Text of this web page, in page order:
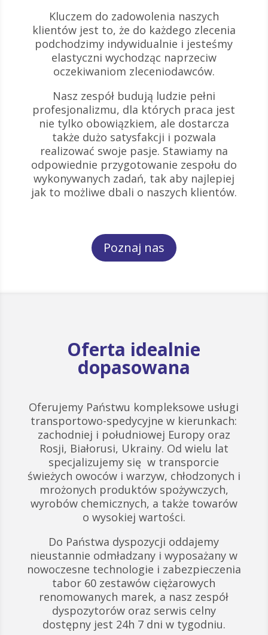
Kluczem do zadowolenia naszych
klientów jest to, że do każdego zlecenia
podchodzimy indywidualnie i jesteśmy
elastyczni wychodząc naprzeciw
oczekiwaniom zleceniodawców.
Nasz zespół budują ludzie pełni
profesjonalizmu, dla których praca jest
nie tylko obowiązkiem, ale dostarcza
także dużo satysfakcji i pozwala
realizować swoje pasje. Stawiamy na
odpowiednie przygotowanie zespołu do
wykonywanych zadań, tak aby najlepiej
jak to możliwe dbali o naszych klientów.
Poznaj nas
Oferta idealnie
dopasowana
Oferujemy Państwu kompleksowe usługi
transportowo-spedycyjne w kierunkach:
zachodniej i południowej Europy oraz
Rosji, Białorusi, Ukrainy. Od wielu lat
specjalizujemy się w transporcie
świeżych owoców i warzyw, chłodzonych i
mrożonych produktów spożywczych,
wyrobów chemicznych, a także towarów
o wysokiej wartości.
Do Państwa dyspozycji oddajemy
nieustannie odmładzany i wyposażany w
nowoczesne technologie i zabezpieczenia
tabor 60 zestawów ciężarowych
renomowanych marek, a nasz zespół
dyspozytorów oraz serwis celny
dostępny jest 24h 7 dni w tygodniu.